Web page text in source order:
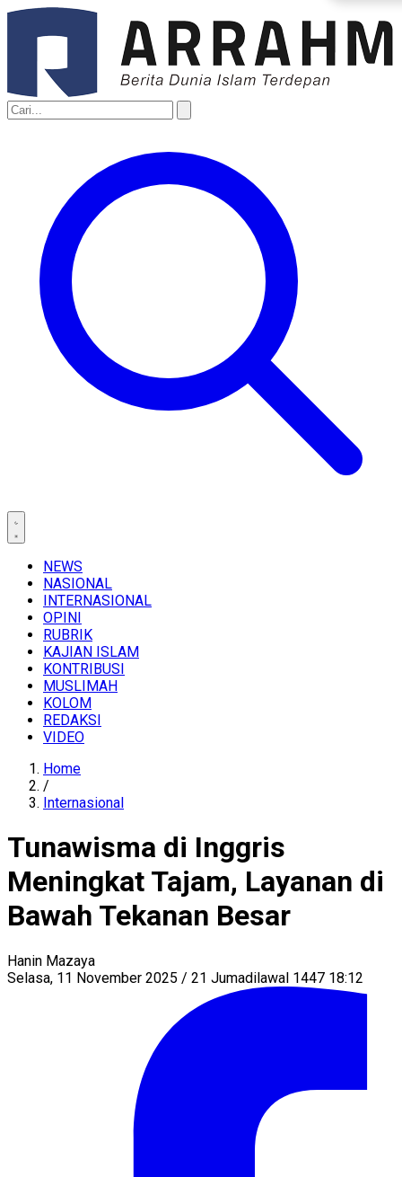
NEWS
NASIONAL
INTERNASIONAL
OPINI
RUBRIK
KAJIAN ISLAM
KONTRIBUSI
MUSLIMAH
KOLOM
REDAKSI
VIDEO
Home
/
Internasional
Tunawisma di Inggris
Meningkat Tajam, Layanan di
Bawah Tekanan Besar
Hanin Mazaya
Selasa, 11 November 2025 / 21 Jumadilawal 1447 18:12